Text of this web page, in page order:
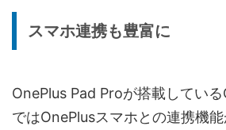
スマホ連携も豊富に
OnePlus Pad Proが搭載してい
ではOnePlusスマホとの連携機